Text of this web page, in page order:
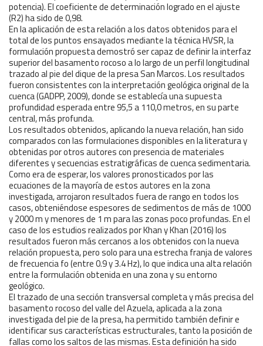
potencia). El coeficiente de determinación logrado en el ajuste
(R2) ha sido de 0,98.
En la aplicación de esta relación a los datos obtenidos para el
total de los puntos ensayados mediante la técnica HVSR, la
formulación propuesta demostró ser capaz de definir la interfaz
superior del basamento rocoso a lo largo de un perfil longitudinal
trazado al pie del dique de la presa San Marcos. Los resultados
fueron consistentes con la interpretación geológica original de la
cuenca (GADPP, 2009), donde se establecía una supuesta
profundidad esperada entre 95,5 a 110,0 metros, en su parte
central, más profunda.
Los resultados obtenidos, aplicando la nueva relación, han sido
comparados con las formulaciones disponibles en la literatura y
obtenidas por otros autores con presencia de materiales
diferentes y secuencias estratigráficas de cuenca sedimentaria.
Como era de esperar, los valores pronosticados por las
ecuaciones de la mayoría de estos autores en la zona
investigada, arrojaron resultados fuera de rango en todos los
casos, obteniéndose espesores de sedimentos de más de 1000
y 2000 m y menores de 1 m para las zonas poco profundas. En el
caso de los estudios realizados por Khan y Khan (2016) los
resultados fueron más cercanos a los obtenidos con la nueva
relación propuesta, pero solo para una estrecha franja de valores
de frecuencia fo (entre 0.9 y 3.4 Hz), lo que indica una alta relación
entre la formulación obtenida en una zona y su entorno
geológico.
El trazado de una sección transversal completa y más precisa del
basamento rocoso del valle del Azuela, aplicada a la zona
investigada del pie de la presa, ha permitido también definir e
identificar sus características estructurales, tanto la posición de
fallas como los saltos de las mismas. Esta definición ha sido